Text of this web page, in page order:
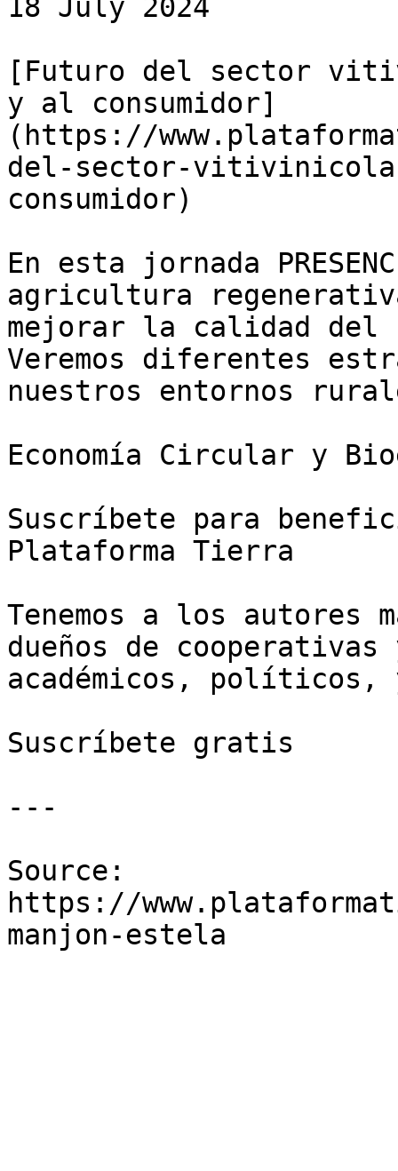
18 July 2024
[Futuro del sector
y al consumidor]
(https://
del-sector-
consumidor)
En esta jornada
agricultura
mejorar la calidad
Veremos diferentes
nuestros entornos
Economía Circular y
Suscríbete para
Plataforma Tierra
Tenemos a los autores
dueños de cooperativas
académicos, políticos,
Suscríbete gratis
---
Source:
https://